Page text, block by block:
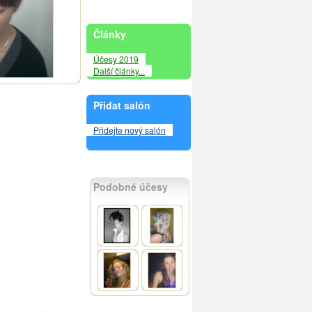
Články
Účesy 2019
Další články...
Přidat salón
Přidejte nový salón
Podobné účesy